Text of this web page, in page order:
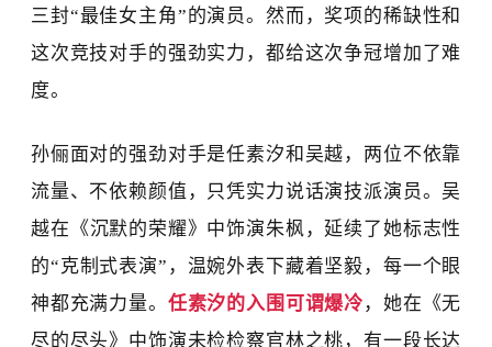
三封“最佳女主角”的演员。然而，奖项的稀缺性和
这次竞技对手的强劲实力，都给这次争冠增加了难
度。
孙俪面对的强劲对手是任素汐和吴越 ， 两位不依靠
流量、不依赖颜值，只凭实力说话演技派演员。 吴
越在《沉默的荣耀》中饰演朱枫，延续了她标志性
的“克制式表演”， 温婉外表下藏着坚毅，每一个眼
神都充满力量。 任素汐的入围可谓爆冷 ，她在《无
尽的尽头》中饰演未检检察官林之桃 ， 有一段长达